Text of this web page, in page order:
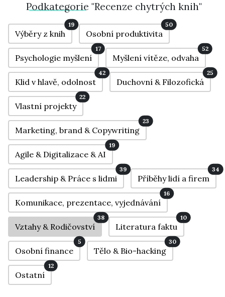
Podkategorie "Recenze chytrých knih"
Výběry z knih
19
Osobní produktivita
50
Psychologie myšlení
17
Myšlení vítěze, odvaha
52
Klid v hlavě, odolnost
42
Duchovní & Filozofická
25
Vlastní projekty
22
Marketing, brand & Copywriting
23
Agile & Digitalizace & AI
19
Leadership & Práce s lidmi
39
Příběhy lidí a firem
34
Komunikace, prezentace, vyjednávání
16
Vztahy & Rodičovství
38
Literatura faktu
10
Osobní finance
5
Tělo & Bio-hacking
30
Ostatní
12